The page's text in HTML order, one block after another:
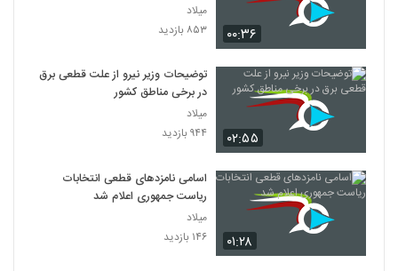
۰۰:۳۶
میلاد
۸۵۳ بازدید
۰۲:۵۵
توضیحات وزیر نیرو از علت قطعی برق
در برخی مناطق کشور
میلاد
۹۴۴ بازدید
۰۱:۲۸
اسامی نامزدهای قطعی انتخابات
ریاست جمهوری اعلام شد
میلاد
۱۴۶ بازدید